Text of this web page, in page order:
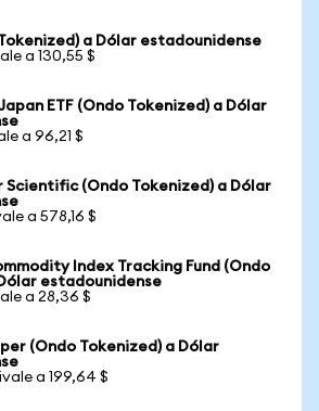
a Dólar estadounidense
a 130,55 $
ETF (Ondo Tokenized) a Dólar
a 96,21 $
Scientific (Ondo Tokenized) a Dólar
a 578,16 $
Index Tracking Fund (Ondo
estadounidense
a 28,36 $
(Ondo Tokenized) a Dólar
a 199,64 $